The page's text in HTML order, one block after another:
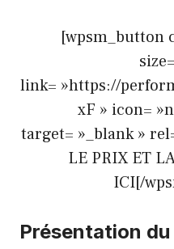
[wpsm_button
link= »https://
xF » icon=
target= »_blank »
LE PRIX ET
ICI[/
Présentation du